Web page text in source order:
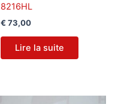
8216HL
€ 73,00
Lire la suite